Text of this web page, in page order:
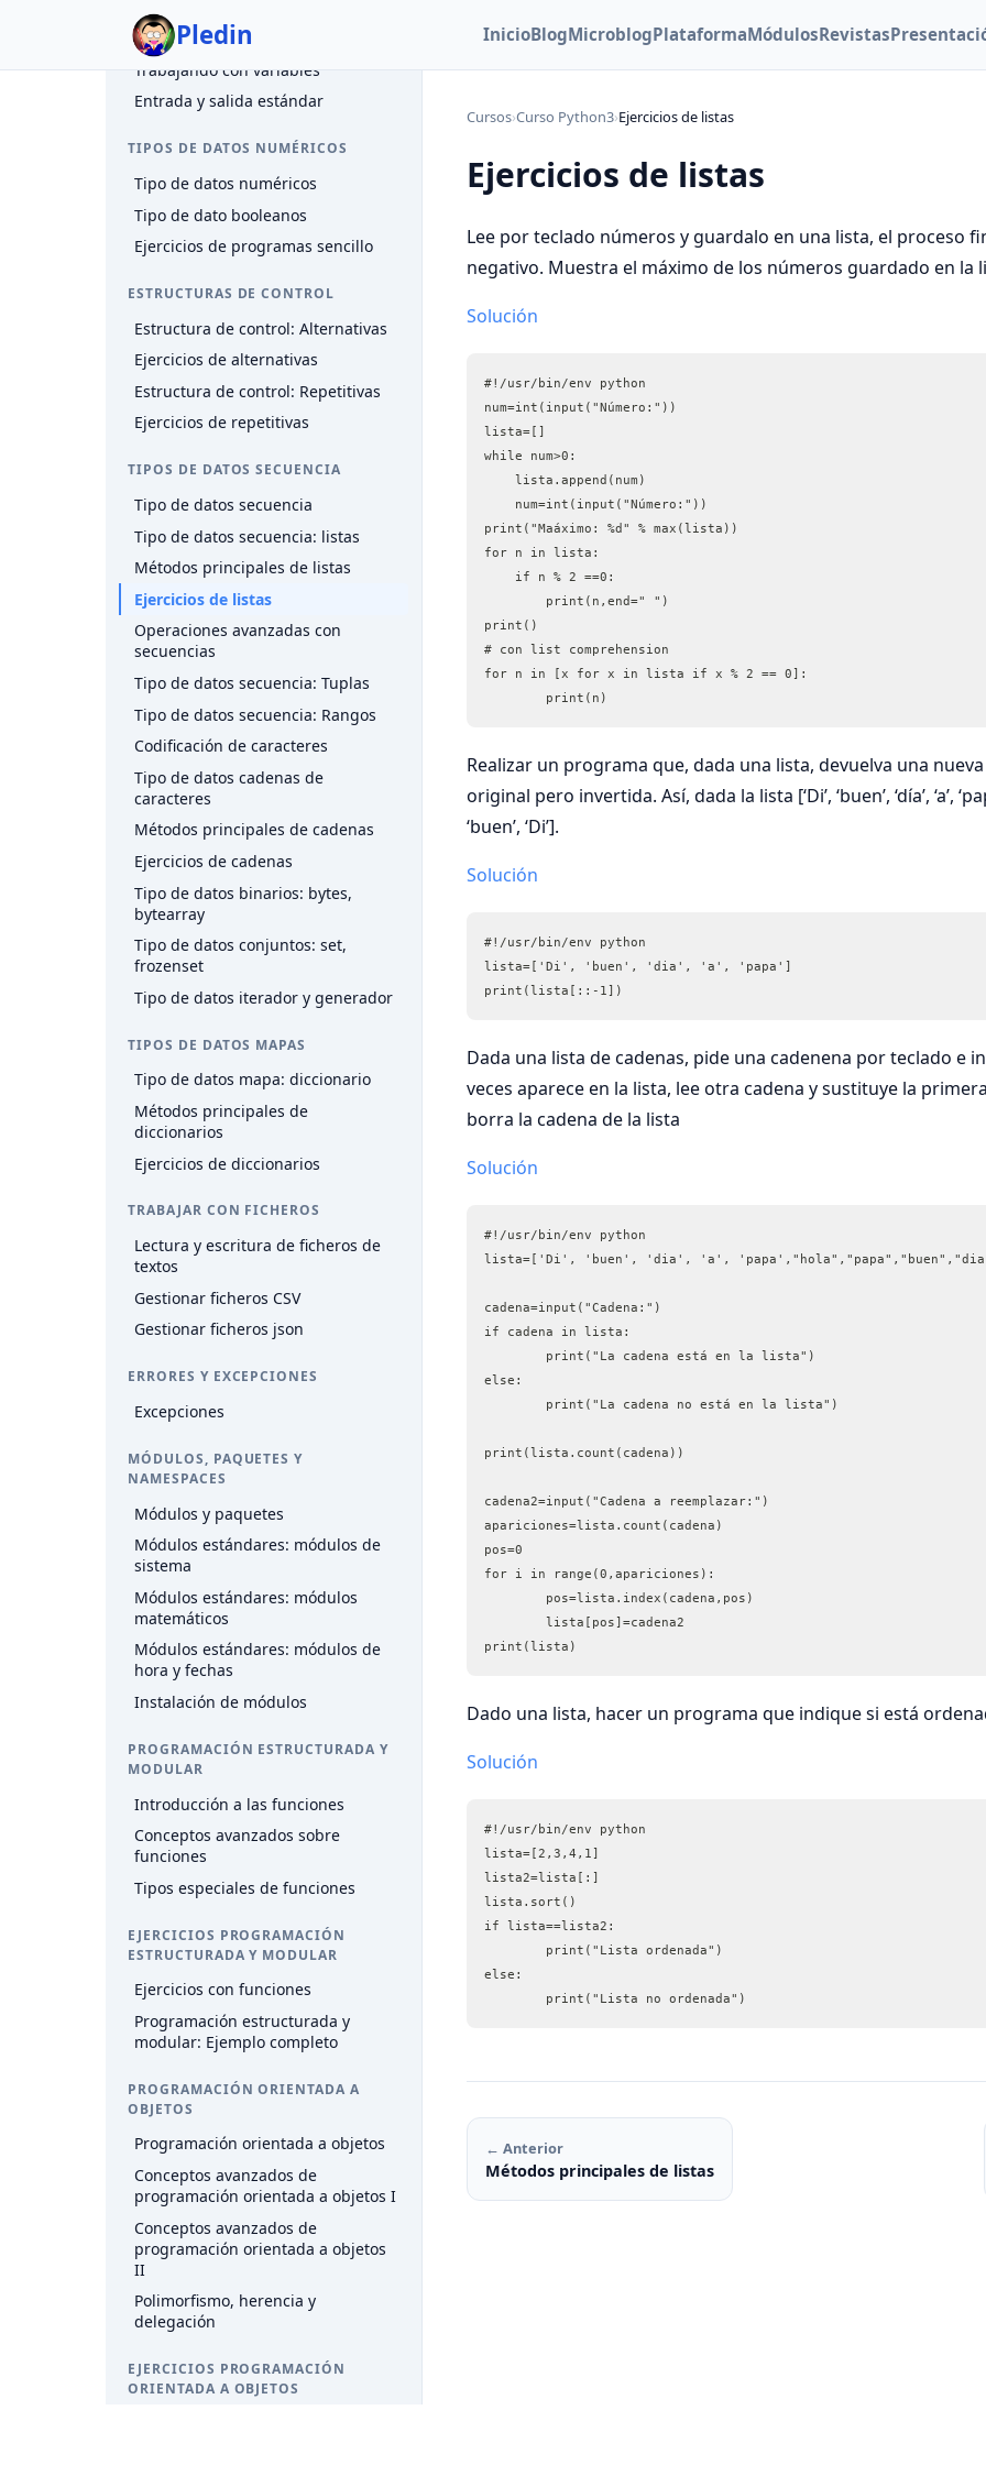
Pledin InicioBlogMicroblogPlataformaMódulosRevistas
Tipos de datos
Trabajando con variables
Entrada y salida estándar
TIPOS DE DATOS NUMÉRICOS
Tipo de datos numéricos
Tipo de dato booleanos
Ejercicios de programas sencillo
ESTRUCTURAS DE CONTROL
Estructura de control: Alternativas
Ejercicios de alternativas
Estructura de control: Repetitivas
Ejercicios de repetitivas
TIPOS DE DATOS SECUENCIA
Tipo de datos secuencia
Tipo de datos secuencia: listas
Métodos principales de listas
Ejercicios de listas
Operaciones avanzadas con
secuencias
Tipo de datos secuencia: Tuplas
Tipo de datos secuencia: Rangos
Codificación de caracteres
Tipo de datos cadenas de
caracteres
Métodos principales de cadenas
Ejercicios de cadenas
Tipo de datos binarios: bytes,
bytearray
Tipo de datos conjuntos: set,
frozenset
Tipo de datos iterador y generador
TIPOS DE DATOS MAPAS
Tipo de datos mapa: diccionario
Métodos principales de
diccionarios
Ejercicios de diccionarios
TRABAJAR CON FICHEROS
Lectura y escritura de ficheros de
textos
Gestionar ficheros CSV
Gestionar ficheros json
ERRORES Y EXCEPCIONES
Excepciones
MÓDULOS, PAQUETES Y
NAMESPACES
Módulos y paquetes
Módulos estándares: módulos de
sistema
Módulos estándares: módulos
matemáticos
Módulos estándares: módulos de
hora y fechas
Instalación de módulos
PROGRAMACIÓN ESTRUCTURADA Y
MODULAR
Introducción a las funciones
Conceptos avanzados sobre
funciones
Tipos especiales de funciones
EJERCICIOS PROGRAMACIÓN
ESTRUCTURADA Y MODULAR
Ejercicios con funciones
Programación estructurada y
modular: Ejemplo completo
PROGRAMACIÓN ORIENTADA A
OBJETOS
Programación orientada a objetos
Conceptos avanzados de
programación orientada a objetos I
Conceptos avanzados de
programación orientada a objetos
II
Polimorfismo, herencia y
delegación
EJERCICIOS PROGRAMACIÓN
ORIENTADA A OBJETOS
Cursos›Curso Python3›Ejercicios de listas
Ejercicios de listas
Lee por teclado números y guardalo en una lista, el proceso
negativo. Muestra el máximo de los números guardado en la
Solución
#!/usr/bin/env python
num=int(input("Número:"))
lista=[]
while num>0:
    lista.append(num)
print("Maáximo: %d" % max(lista))
for n in lista:
    if n % 2 ==0:
        print(n,end=" ")
print()
# con list comprehension
for n in [x for x in lista if x % 2 == 0]:
	print(n)
Realizar un programa que, dada una lista, devuelva una
original pero invertida. Así, dada la lista [‘Di’, ‘buen’, ‘día’, ‘a’,
‘buen’, ‘Di’].
Solución
#!/usr/bin/env python
lista=['Di', 'buen', 'dia', 'a', 'papa']
print(lista[::-1])
Dada una lista de cadenas, pide una cadenena por teclado e
veces aparece en la lista, lee otra cadena y sustituye la
borra la cadena de la lista
Solución
#!/usr/bin/env python
cadena=input("Cadena:")
if cadena in lista:
	print("La cadena está en la lista")
else:
cadena2=input("Cadena a reemplazar:")
apariciones=lista.count(cadena)
pos=0
for i in range(0,apariciones):
	pos=lista.index(cadena,pos)
	lista[pos]=cadena2
print(lista)
Dado una lista, hacer un programa que indique si está
Solución
#!/usr/bin/env python
lista=[2,3,4,1]
lista2=lista[:]
lista.sort()
if lista==lista2:
	print("Lista ordenada")
else:
	print("Lista no ordenada")
← Anterior
Métodos principales de listas